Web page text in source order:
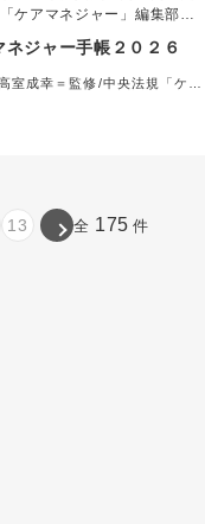
ケアマネジャー」編集部が
結集してつくったケアマネ向
書き込みやすくて使いやす
ンで時間管理をサポートす
ネジャー手帳２０２６
室成幸＝監修/中央法規「ケア
13 全 175 件